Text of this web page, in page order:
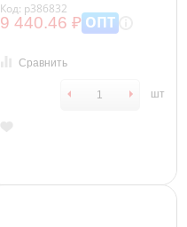
Код: р386832
9 440.46 ₽ ОПТ
Сравнить
шт